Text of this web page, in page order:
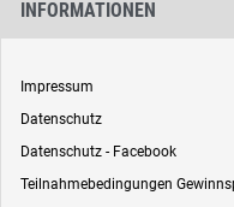
INFORMATIONEN
Impressum
Datenschutz
Datenschutz - Facebook
Teilnahmebedingungen